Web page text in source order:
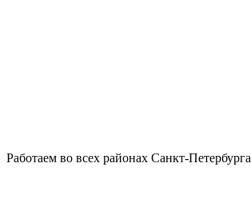
Работаем во всех районах Санкт-